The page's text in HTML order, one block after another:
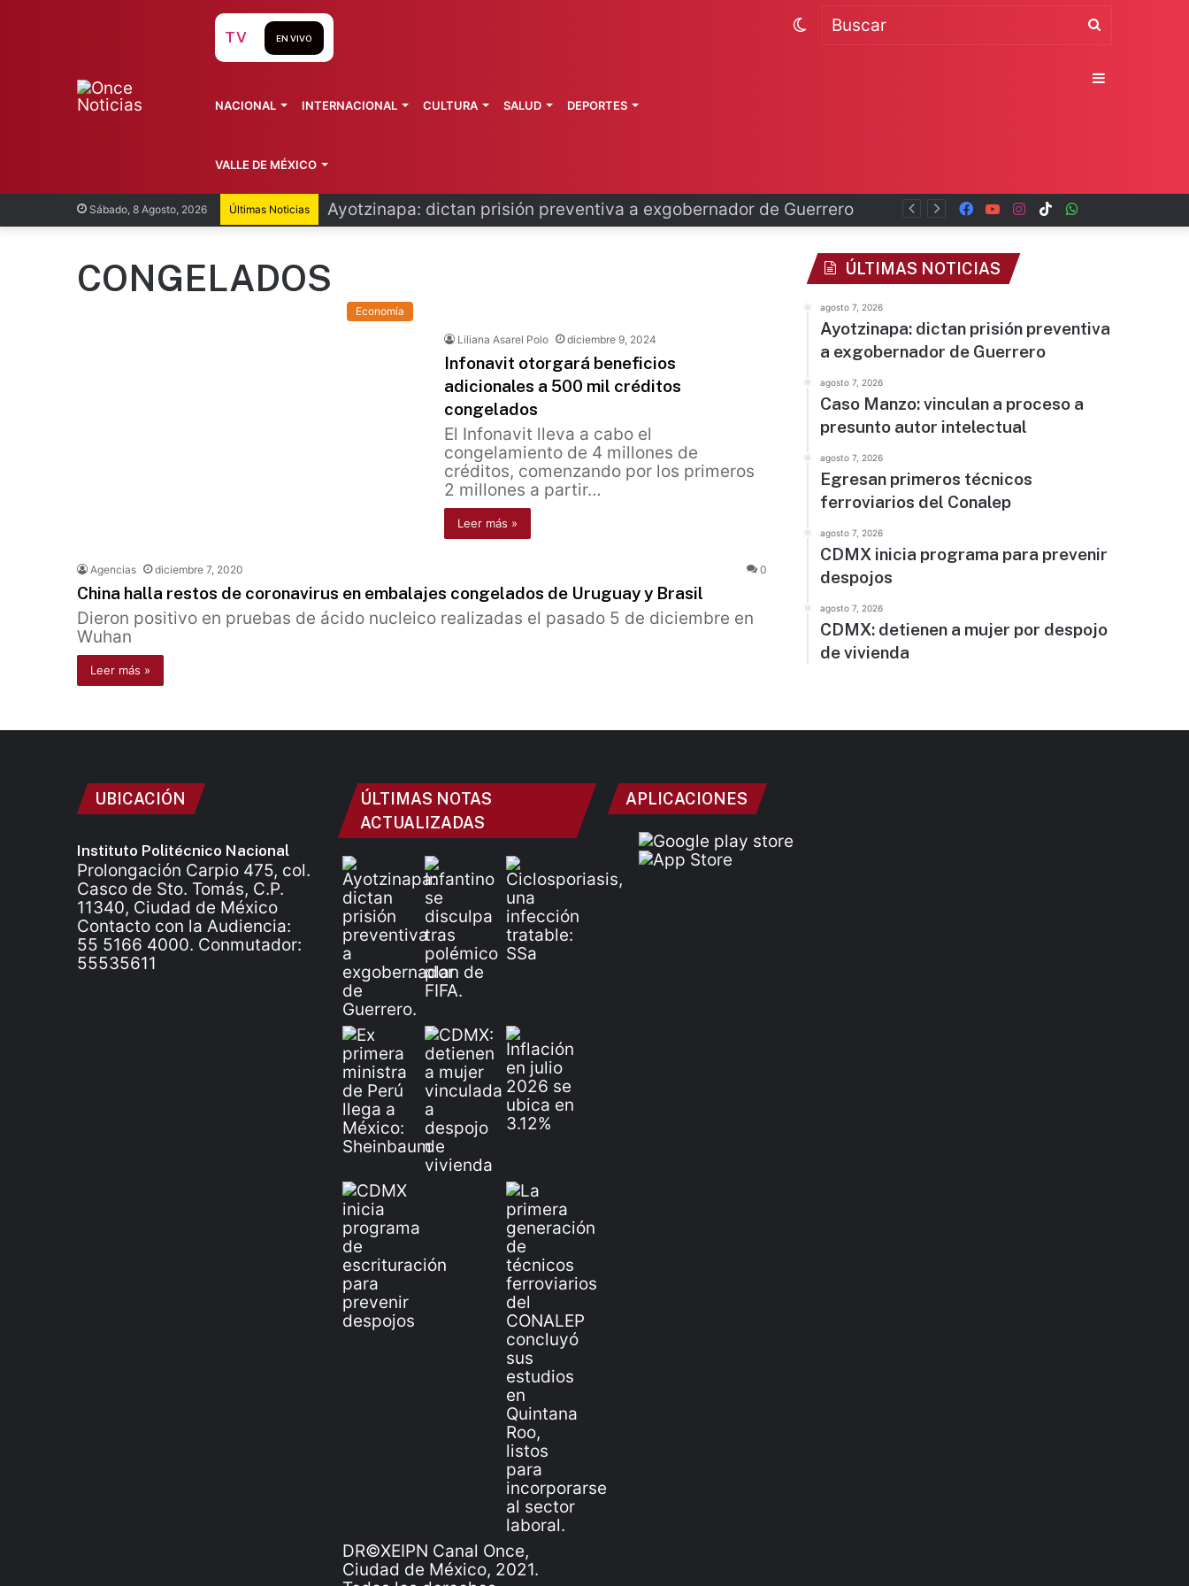
Sábado, 8 Agosto, 2026 Últimas Noticias Ayotzinapa: dictan prisión preventiva a exgobernador de Guerrero TikTok
Instagram
YouTube
Facebook
TV EN VIVO
NACIONAL INTERNACIONAL CULTURA SALUD DEPORTES
VALLE DE MÉXICO
Switch
CONGELADOS
Economía
Liliana Asarel Polo diciembre 9, 2024
Infonavit otorgará beneficios
adicionales a 500 mil créditos
congelados
El Infonavit lleva a cabo el
congelamiento de 4 millones de
créditos, comenzando por los primeros
2 millones a partir…
Leer más »
Agencias diciembre 7, 2020 0
China halla restos de coronavirus en embalajes congelados de Uruguay y Brasil
Dieron positivo en pruebas de ácido nucleico realizadas el pasado 5 de diciembre en
Wuhan
Leer más »
ÚLTIMAS NOTICIAS
agosto 7, 2026
Ayotzinapa: dictan prisión preventiva
a exgobernador de Guerrero
agosto 7, 2026
Caso Manzo: vinculan a proceso a
presunto autor intelectual
agosto 7, 2026
Egresan primeros técnicos
ferroviarios del Conalep
agosto 7, 2026
CDMX inicia programa para prevenir
despojos
agosto 7, 2026
CDMX: detienen a mujer por despojo
de vivienda
UBICACIÓN
Instituto Politécnico Nacional
Prolongación Carpio 475, col.
Casco de Sto. Tomás, C.P.
11340, Ciudad de México
Contacto con la Audiencia:
55 5166 4000. Conmutador:
55535611
ÚLTIMAS NOTAS
ACTUALIZADAS
DR©XEIPN Canal Once,
Ciudad de México, 2021.
APLICACIONES